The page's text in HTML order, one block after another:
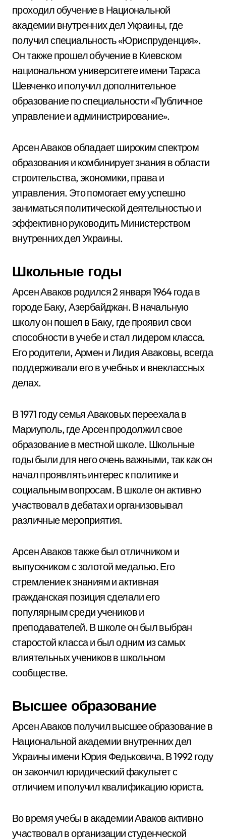
проходил обучение в Национальной
академии внутренних дел Украины, где
получил специальность «Юриспруденция».
Он также прошел обучение в Киевском
национальном университете имени Тараса
Шевченко и получил дополнительное
образование по специальности «Публичное
управление и администрирование».
Арсен Аваков обладает широким спектром
образования и комбинирует знания в области
строительства, экономики, права и
управления. Это помогает ему успешно
заниматься политической деятельностью и
эффективно руководить Министерством
внутренних дел Украины.
Школьные годы
Арсен Аваков родился 2 января 1964 года в
городе Баку, Азербайджан. В начальную
школу он пошел в Баку, где проявил свои
способности в учебе и стал лидером класса.
Его родители, Армен и Лидия Аваковы, всегда
поддерживали его в учебных и внеклассных
делах.
В 1971 году семья Аваковых переехала в
Мариуполь, где Арсен продолжил свое
образование в местной школе. Школьные
годы были для него очень важными, так как он
начал проявлять интерес к политике и
социальным вопросам. В школе он активно
участвовал в дебатах и организовывал
различные мероприятия.
Арсен Аваков также был отличником и
выпускником с золотой медалью. Его
стремление к знаниям и активная
гражданская позиция сделали его
популярным среди учеников и
преподавателей. В школе он был выбран
старостой класса и был одним из самых
влиятельных учеников в школьном
сообществе.
Высшее образование
Арсен Аваков получил высшее образование в
Национальной академии внутренних дел
Украины имени Юрия Федьковича. В 1992 году
он закончил юридический факультет с
отличием и получил квалификацию юриста.
Во время учебы в академии Аваков активно
участвовал в организации студенческой